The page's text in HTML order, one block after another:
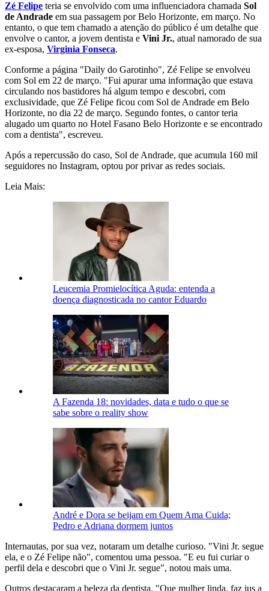
Zé Felipe teria se envolvido com uma influenciadora chamada Sol
de Andrade em sua passagem por Belo Horizonte, em março. No
entanto, o que tem chamado a atenção do público é um detalhe que
envolve o cantor, a jovem dentista e Vini Jr., atual namorado de sua
ex-esposa, Virginia Fonseca.
Conforme a página "Daily do Garotinho", Zé Felipe se envolveu
com Sol em 22 de março. "Fui apurar uma informação que estava
circulando nos bastidores há algum tempo e descobri, com
exclusividade, que Zé Felipe ficou com Sol de Andrade em Belo
Horizonte, no dia 22 de março. Segundo fontes, o cantor teria
alugado um quarto no Hotel Fasano Belo Horizonte e se encontrado
com a dentista", escreveu.
Após a repercussão do caso, Sol de Andrade, que acumula 160 mil
seguidores no Instagram, optou por privar as redes sociais.
Leia Mais:
Leucemia Promielocítica Aguda: entenda a
doença diagnosticada no cantor Eduardo
A Fazenda 18: novidades, data e tudo o que se
sabe sobre o reality show
André e Dora se beijam em Quem Ama Cuida;
Pedro e Adriana dormem juntos
Internautas, por sua vez, notaram um detalhe curioso. "Vini Jr. segue
ela, e o Zé Felipe não", comentou uma pessoa. "E eu fui curiar o
perfil dela e descobri que o Vini Jr. segue", notou mais uma.
Outros destacaram a beleza da dentista. "Que mulher linda, faz jus a